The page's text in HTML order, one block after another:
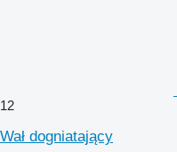
12
Wał dogniatający